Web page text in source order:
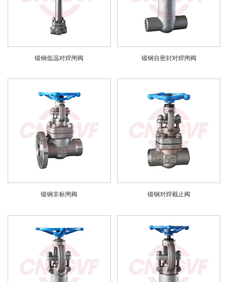
锻钢低温对焊闸阀 锻钢自密封对焊闸阀
锻钢非标闸阀 锻钢对焊截止阀